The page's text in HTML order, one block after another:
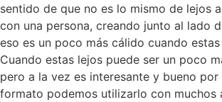
sentido de que no es lo mismo de lejos
con una persona, creando junto al lado
eso es un poco más cálido cuando
Cuando estas lejos puede ser un poco
pero a la vez es interesante y bueno
formato podemos utilizarlo con muchos